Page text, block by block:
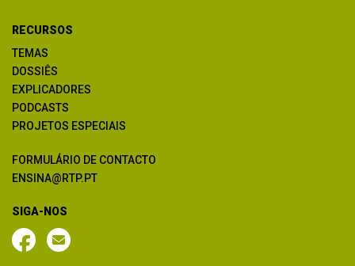
RECURSOS
TEMAS
DOSSIÊS
EXPLICADORES
PODCASTS
PROJETOS ESPECIAIS
FORMULÁRIO DE CONTACTO
ENSINA@RTP.PT
SIGA-NOS